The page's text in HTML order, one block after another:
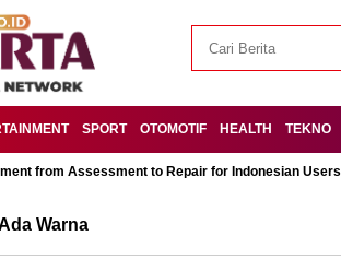
SPORT OTOMOTIF HEALTH TEKNO
from Assessment to Repair for Indonesian Users
Warna